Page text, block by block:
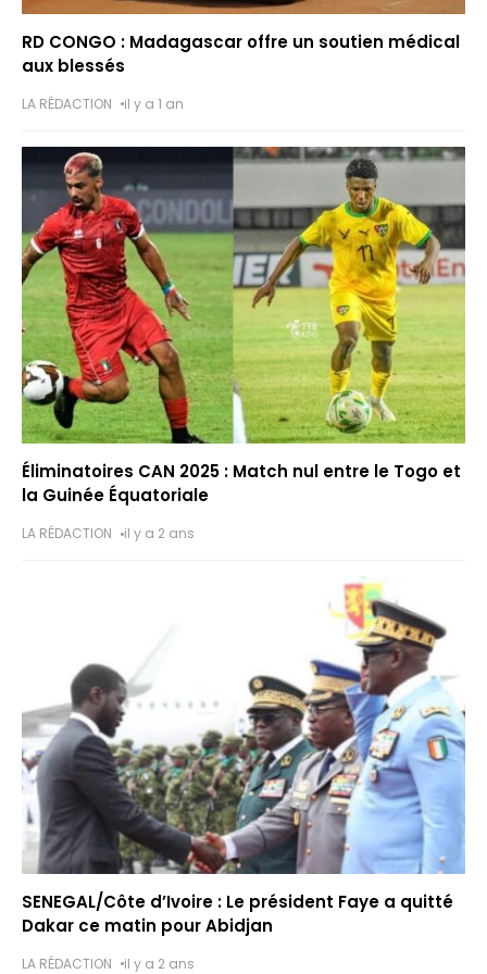
RD CONGO : Madagascar offre un soutien médical
aux blessés
LA RÉDACTION il y a 1 an
Éliminatoires CAN 2025 : Match nul entre le Togo et
la Guinée Équatoriale
LA RÉDACTION il y a 2 ans
SENEGAL/Côte d’Ivoire : Le président Faye a quitté
Dakar ce matin pour Abidjan
LA RÉDACTION il y a 2 ans